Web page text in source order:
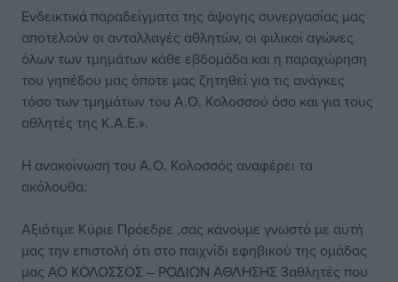
Ενδεικτικά παραδείγματα της άψογης συνεργασίας μας
αποτελούν οι ανταλλαγές αθλητών, οι φιλικοί αγώνες
όλων των τμημάτων κάθε εβδομάδα και η παραχώρηση
του γηπέδου μας όποτε μας ζητηθεί για τις ανάγκες
τόσο των τμημάτων του Α.Ο. Κολοσσού όσο και για τους
αθλητές της Κ.Α.Ε.».
Η ανακοίνωση του Α.Ο. Κολοσσός αναφέρει τα
ακόλουθα:
Αξιότιμε Κύριε Πρόεδρε ,σας κάνουμε γνωστό με αυτή
μας την επιστολή ότι στο παιχνίδι εφηβικού της ομάδας
μας ΑΟ ΚΟΛΟΣΣΟΣ – ΡΟΔΙΩΝ ΑΘΛΗΣΗΣ 3αθλητές που